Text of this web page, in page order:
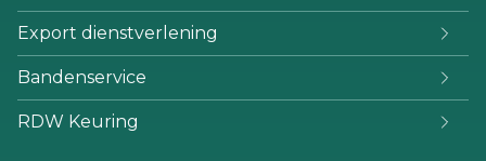
Export dienstverlening
Bandenservice
RDW Keuring